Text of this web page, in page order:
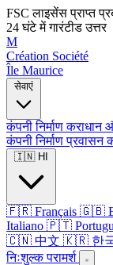
FSC लाइसेंस प्राप्त
24 घंटे में गारंटीड उत्तर
M
Création Société
Île Maurice
कंपनी निर्माणकराधान
कंपनी निर्माणप्रवासन
🇫🇷 Français 🇬🇧
Italiano 🇵🇹
🇨🇳 中文 🇰🇷 한
निःशुल्क परामर्श